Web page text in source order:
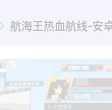
航海王热血航线-安